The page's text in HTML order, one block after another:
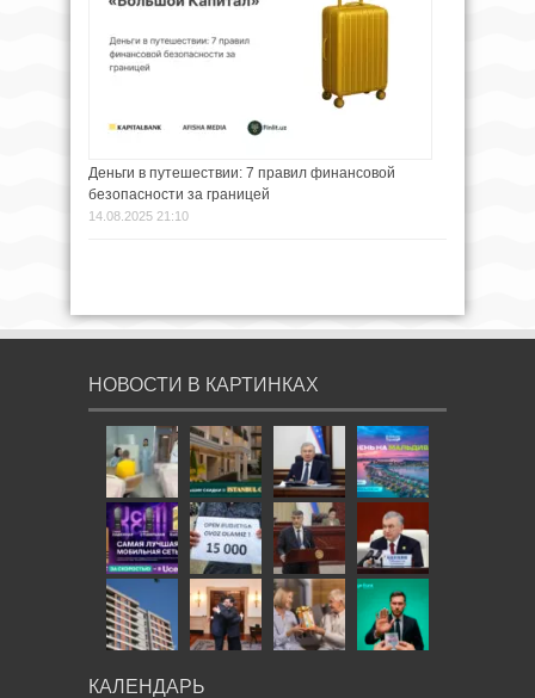
Деньги в путешествии: 7 правил финансовой
безопасности за границей
14.08.2025 21:10
НОВОСТИ В КАРТИНКАХ
КАЛЕНДАРЬ